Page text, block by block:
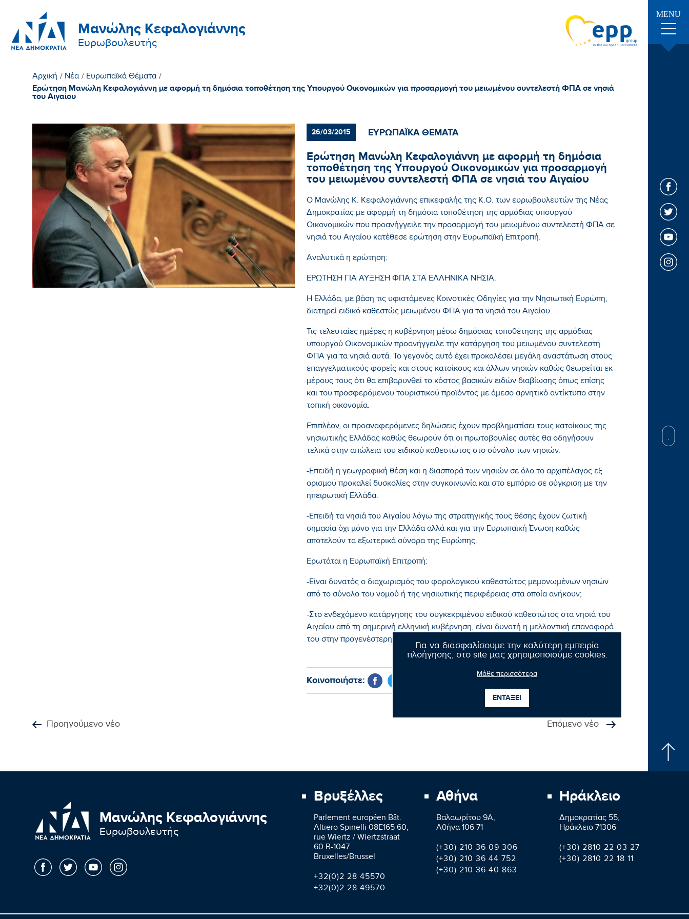
Μανώλης Κεφαλογιάννης
Ευρωβουλευτής
MENU
Για να διασφαλίσουμε την καλύτερη εμπειρία
πλοήγησης, στο site μας χρησιμοποιούμε cookies.
Μάθε περισσότερα
ΕΝΤΑΞΕΙ
Αρχική / Νέα / Ευρωπαϊκά Θέματα /
Ερώτηση Μανώλη Κεφαλογιάννη με αφορμή τη δημόσια τοποθέτηση της Υπουργού Οικονομικών για προσαρμογή του μειωμένου συντελεστή ΦΠΑ σε νησιά
του Αιγαίου
26/03/2015 ΕΥΡΩΠΑΪΚΑ ΘΕΜΑΤΑ
Ερώτηση Μανώλη Κεφαλογιάννη με αφορμή τη δημόσια
τοποθέτηση της Υπουργού Οικονομικών για προσαρμογή
του μειωμένου συντελεστή ΦΠΑ σε νησιά του Αιγαίου
Ο Μανώλης Κ. Κεφαλογιάννης επικεφαλής της Κ.Ο. των ευρωβουλευτών της Νέας
Δημοκρατίας με αφορμή τη δημόσια τοποθέτηση της αρμόδιας υπουργού
Οικονομικών που προανήγγειλε την προσαρμογή του μειωμένου συντελεστή ΦΠΑ σε
νησιά του Αιγαίου κατέθεσε ερώτηση στην Ευρωπαϊκή Επιτροπή.
Αναλυτικά η ερώτηση:
ΕΡΩΤΗΣΗ ΓΙΑ ΑΥΞΗΣΗ ΦΠΑ ΣΤΑ ΕΛΛΗΝΙΚΑ ΝΗΣΙΑ.
Η Ελλάδα, με βάση τις υφιστάμενες Κοινοτικές Οδηγίες για την Νησιωτική Ευρώπη,
διατηρεί ειδικό καθεστώς μειωμένου ΦΠΑ για τα νησιά του Αιγαίου.
Τις τελευταίες ημέρες η κυβέρνηση μέσω δημόσιας τοποθέτησης της αρμόδιας
υπουργού Οικονομικών προανήγγειλε την κατάργηση του μειωμένου συντελεστή
ΦΠΑ για τα νησιά αυτά. Το γεγονός αυτό έχει προκαλέσει μεγάλη αναστάτωση στους
επαγγελματικούς φορείς και στους κατοίκους και άλλων νησιών καθώς θεωρείται εκ
μέρους τους ότι θα επιβαρυνθεί το κόστος βασικών ειδών διαβίωσης όπως επίσης
και του προσφερόμενου τουριστικού προϊόντος με άμεσο αρνητικό αντίκτυπο στην
τοπική οικονομία.
Επιπλέον, οι προαναφερόμενες δηλώσεις έχουν προβληματίσει τους κατοίκους της
νησιωτικής Ελλάδας καθώς θεωρούν ότι οι πρωτοβουλίες αυτές θα οδηγήσουν
τελικά στην απώλεια του ειδικού καθεστώτος στο σύνολο των νησιών.
-Επειδή η γεωγραφική θέση και η διασπορά των νησιών σε όλο το αρχιπέλαγος εξ
ορισμού προκαλεί δυσκολίες στην συγκοινωνία και στο εμπόριο σε σύγκριση με την
ηπειρωτική Ελλάδα.
-Επειδή τα νησιά του Αιγαίου λόγω της στρατηγικής τους θέσης έχουν ζωτική
σημασία όχι μόνο για την Ελλάδα αλλά και για την Ευρωπαϊκή Ένωση καθώς
αποτελούν τα εξωτερικά σύνορα της Ευρώπης.
Ερωτάται η Ευρωπαϊκή Επιτροπή:
-Είναι δυνατός ο διαχωρισμός του φορολογικού καθεστώτος μεμονωμένων νησιών
από το σύνολο του νομού ή της νησιωτικής περιφέρειας στα οποία ανήκουν;
-Στο ενδεχόμενο κατάργησης του συγκεκριμένου ειδικού καθεστώτος στα νησιά του
Αιγαίου από τη σημερινή ελληνική κυβέρνηση, είναι δυνατή η μελλοντική επαναφορά
του στην προγενέστερη κατάσταση;
Κοινοποιήστε:
Προηγούμενο νέο Επόμενο νέο
Μανώλης Κεφαλογιάννης
Ευρωβουλευτής
Βρυξέλλες
Parlement européen Bât.
Altiero Spinelli 08E165 60,
rue Wiertz / Wiertzstraat
60 B-1047
Bruxelles/Brussel
+32(0)2 28 45570
+32(0)2 28 49570
Αθήνα
Βαλαωρίτου 9A,
Aθήνα 106 71
(+30) 210 36 09 306
(+30) 210 36 44 752
(+30) 210 36 40 863
Ηράκλειο
Δημοκρατίας 55,
Ηράκλειο 71306
(+30) 2810 22 03 27
(+30) 2810 22 18 11